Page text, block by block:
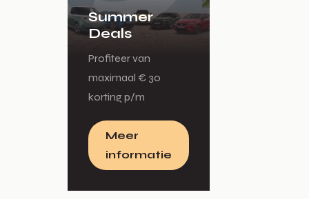
Summer
Deals
Profiteer van
maximaal € 30
korting p/m
Meer
informatie